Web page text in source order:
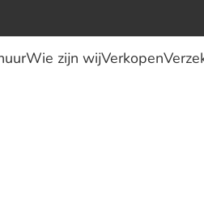
Wie zijn wijVerkopen